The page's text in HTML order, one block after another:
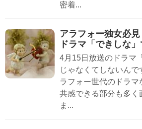
密着...
アラフォー独女必
ドラマ「できしな
4月15日放送のドラマ
じゃなくてしないん
ラフォー世代のドラマ
共感できる部分も多く
ま...